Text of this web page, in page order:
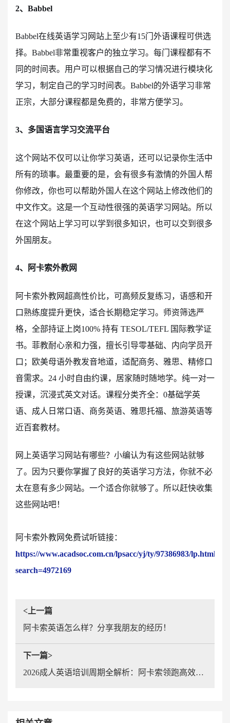
2、Babbel
Babbel在线英语学习网站上至少有15门外语课程可供选
择。Babbel非常重视客户的独立学习。每门课程都有不
同的时间表。用户可以根据自己的学习情况进行模块化
学习，制定自己的学习时间表。Babbel的外语学习非常
正宗，大部分课程都是免费的，非常方便学习。
3、多国语言学习交流平台
这个网站不仅可以让你学习英语，还可以记录你生活中
所有的琐事。最重要的是，会有很多有激情的外国人帮
你修改，你也可以帮助外国人在这个网站上修改他们的
中文作文。这是一个互动性很强的英语学习网站。所以
在这个网站上学习可以学到很多知识，也可以交到很多
外国朋友。
4、阿卡索外教网
阿卡索外教网超高性价比，可高频反复练习，语感和开
口熟练度提升更快，适合长期稳定学习。师资筛选严
格，全部持证上岗100% 持有 TESOL/TEFL 国际教学证
书。菲教耐心亲和力强，擅长引导零基础、内向学员开
口；欧美母语外教发音地道，适配商务、雅思、精修口
音需求。24 小时自由约课，居家随时随地学。纯一对一
授课，沉浸式英文对话。课程分类齐全：0基础学英
语、成人日常口语、商务英语、雅思托福、旅游英语等
近百套教材。
网上英语学习网站有哪些？小编认为有这些网站就够
了。因为只要你掌握了良好的英语学习方法，你就不必
太在意有多少网站。一个适合你就够了。所以赶快收集
这些网站吧！
阿卡索外教网免费试听链接：
https://www.acadsoc.com.cn/lpsacc/yj/ty/97386983/lp.html?
search=4972169
<上一篇
阿卡索英语怎么样？分享我朋友的经历！
下一篇>
2026成人英语培训周期全解析：阿卡索领跑高效学习新趋势